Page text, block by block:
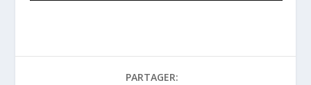
PARTAGER: